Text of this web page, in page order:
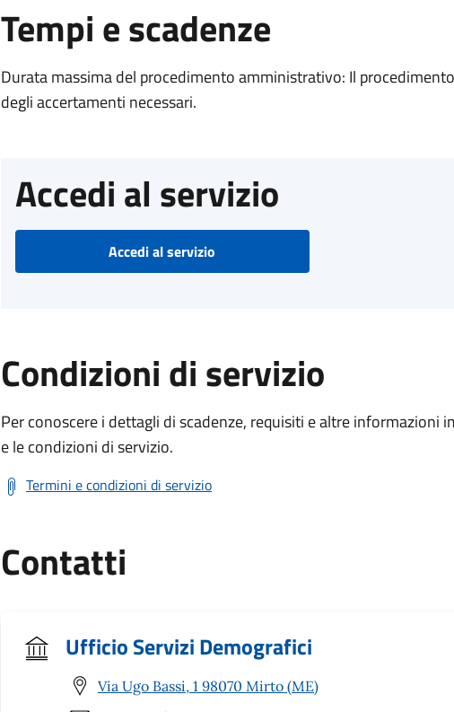
Tempi e scadenze
Durata massima del procedimento amministrativo: Il
degli accertamenti necessari.
Accedi al servizio
Accedi al servizio
Condizioni di servizio
Per conoscere i dettagli di scadenze, requisiti e altre informazioni
e le condizioni di servizio.
Termini e condizioni di servizio
Contatti
Ufficio Servizi Demografici
Via Ugo Bassi, 1 98070 Mirto (ME)